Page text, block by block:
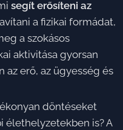
segít erősíteni az
a fizikai formádat,
a szokásos
aktivitása gyorsan
az erő, az ügyesség és
döntéseket
élethelyzetekben is? A